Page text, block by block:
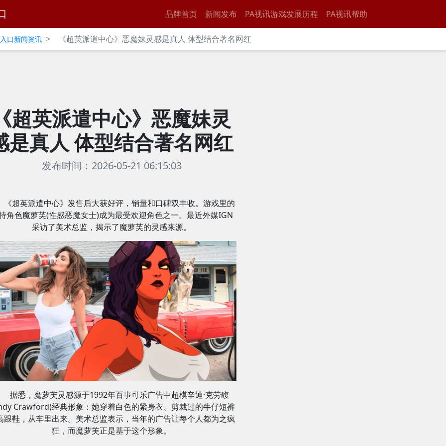
品牌首页 新闻发布 PA视讯游戏发展历程 PA视讯帮助
口新闻资讯 > 《超英派遣中心》恶魔妹灵感是真人 体型结合著名网红
超英派遣中心》恶魔妹灵
是真人 体型结合著名网红
发布时间：2026-05-21 06:15:03
《超英派遣中心》发售后大获好评，销量和口碑双丰收。游戏里的
角色魔萝芙(性感恶魔女士)成为最受欢迎角色之一。最近外媒IGN
采访了美术总监，揭示了魔萝芙的灵感来源。
据悉，魔萝芙灵感源于1992年百事可乐广告中超模辛迪·克劳馥
Crawford)经典形象：她穿着白色的紧身衣、剪裁过的牛仔短裤
跟鞋，从车里出来。美术总监表示，当年的广告让每个人都为之疯
狂，而魔萝芙正是基于这个形象。